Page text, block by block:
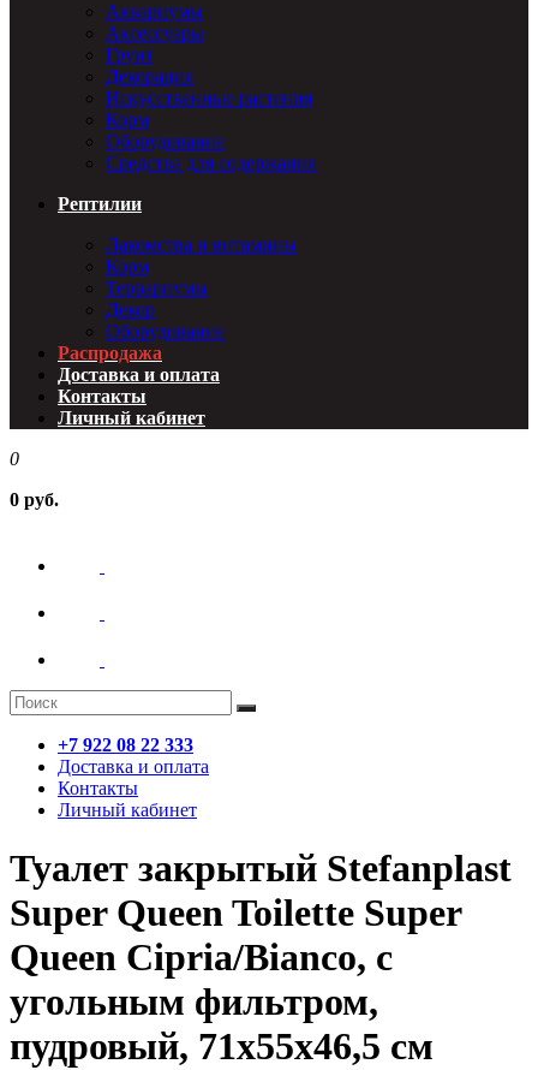
Аквариумы
Аксессуары
Грунт
Декорация
Искусственные растения
Корм
Оборудование
Средства для содержания
Рептилии
Лакомства и витамины
Корм
Террариумы
Декор
Оборудование
Распродажа
Доставка и оплата
Контакты
Личный кабинет
0
0 руб.
+7 922 08 22 333
Доставка и оплата
Контакты
Личный кабинет
Туалет закрытый Stefanplast
Super Queen Toilette Super
Queen Cipria/Bianco, с
угольным фильтром,
пудровый, 71x55x46,5 см